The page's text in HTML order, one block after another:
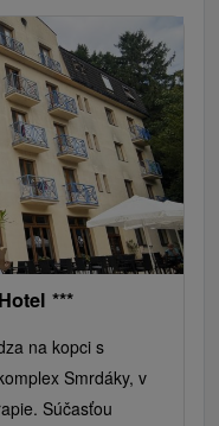
***
na kopci s
Smrdáky, v
Súčasťou